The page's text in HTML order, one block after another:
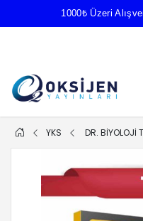
1000₺ Üzeri
YKS DR. BİYOLOJİ